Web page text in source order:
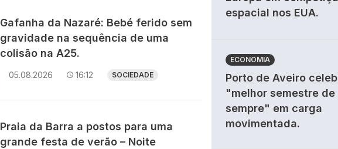
Gafanha da Nazaré: Bebé ferido sem
gravidade na sequência de uma
colisão na A25.
05.08.2026 16:12 SOCIEDADE
Praia da Barra a postos para uma
grande festa de verão – Noite
espacial nos EUA.
ECONOMIA
Porto de Aveiro
"melhor semestre de
sempre" em carga
movimentada.